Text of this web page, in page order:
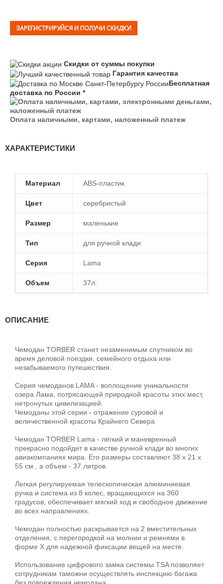
ЗАРЕГИСТРИРУЙСЯ И ПОЛУЧИ СКИДКУ!
Скидки от суммы покупки
Гарантия качества
Бесплатная
доставка по России *
Оплата наличными, картами, наложенный платеж
ХАРАКТЕРИСТИКИ
Материал ABS-пластик
Цвет серебристый
Размер маленькие
Тип для ручной клади
Серия Lama
Объем 37л.
ОПИСАНИЕ
Чемодан TORBER станет незаменимым спутником во
время деловой поездки, семейного отдыха или
незабываемого путешествия.
Серия чемоданов LAMA - воплощение уникальности
озера Лама, потрясающей природной красоты этих мест,
нетронутых цивилизацией.
Чемоданы этой серии - отражение суровой и
величественной красоты Крайнего Севера
Чемодан TORBER Lama - лёгкий и маневренный
прекрасно подойдет в качестве ручной клади во многих
авиакомпаниях мира. Его размеры составляют 38 х 21 х
55 см., а объем - 37 литров.
Легкая регулируемая телескопическая алюминиевая
ручка и система из 8 колес, вращающихся на 360
градусов, обеспечивает мягкий ход и свободное движение
во всех направлениях.
Чемодан полностью раскрывается на 2 вместительных
отделения, с перегородкой на молнии и ремнями в
форме X для надежной фиксации вещей на месте.
Использование цифрового замка системы TSA позволяет
сотрудникам таможни осуществлять инспекцию багажа